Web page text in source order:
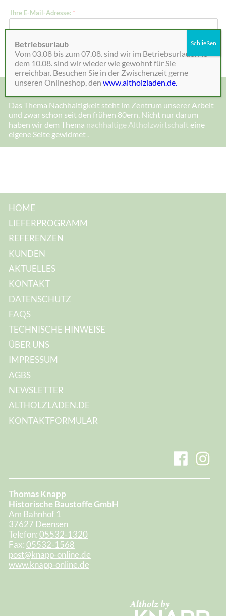
h
e
M
d
r
e
s
s
e
A
e
s
s
e
Ihre E-Mail-Adresse: *
Absenden
Das Thema Nachhaltigkeit steht im Zentrum unserer Arbeit
und zwar schon seit den frühen 80ern. Nicht nur darum
haben wir dem Thema nachhaltige Altholzwirtschaft eine
eigene Seite gewidmet .
HOME
LIEFERPROGRAMM
REFERENZEN
KUNDEN
AKTUELLES
KONTAKT
DATENSCHUTZ
FAQS
TECHNISCHE HINWEISE
ÜBER UNS
IMPRESSUM
AGBS
NEWSLETTER
ALTHOLZLADEN.DE
KONTAKTFORMULAR
Thomas Knapp
Historische Baustoffe GmbH
Am Bahnhof 1
37627 Deensen
Telefon:05532-1320
Fax:05532-1568
post@knapp-online.de
www.knapp-online.de
Betriebsurlaub
Vom 03.08 bis zum 07.08. sind wir im Betriebsurlaub. Ab
dem 10.08. sind wir wieder wie gewohnt für Sie
erreichbar. Besuchen Sie in der Zwischenzeit gerne
unseren Onlineshop, denwww.altholzladen.de.
Schließen